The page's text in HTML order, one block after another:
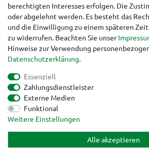
Impressum
Vertrag widerrufen
berechtigten Interesses erfolgen. Die
oder abgelehnt werden. Es besteht das
und die Einwilligung zu einem späteren
zu widerrufen. Beachten Sie unser
Hinweise zur Verwendung
Daten­schutz­erklärung.
Essenziell
Zahlungsdienstleister
Externe Medien
Funktional
Weitere Einstellungen
Alle akzeptieren